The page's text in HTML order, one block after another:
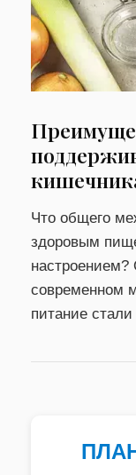
Что общего
здоровым
современном
питание